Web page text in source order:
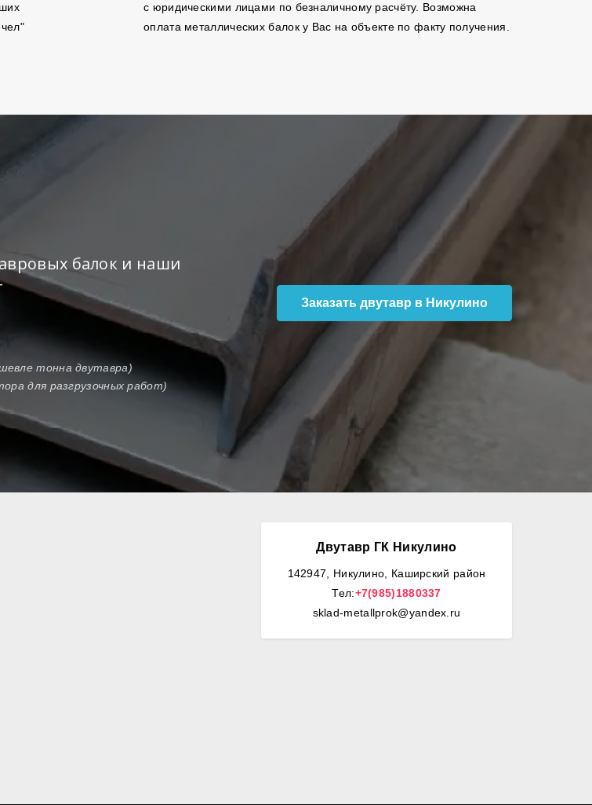
с юридическими лицами по безналичному расчёту. Возможна
оплата металлических балок у Вас на объекте по факту получения.
балок и наши
тонна двутавра)
для разгрузочных работ)
Заказать двутавр в Никулино
Двутавр ГК Никулино
142947, Никулино, Каширский район
Тел:+7(985)1880337
sklad-metallprok@yandex.ru